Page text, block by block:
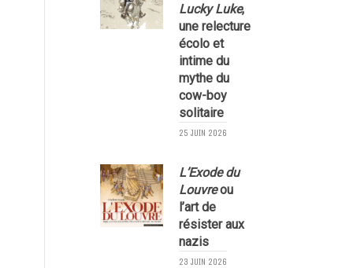
Lucky Luke,
une relecture
écolo et
intime du
mythe du
cow-boy
solitaire
25 JUIN 2026
L’Exode du
Louvreou
l’art de
résister aux
nazis
23 JUIN 2026